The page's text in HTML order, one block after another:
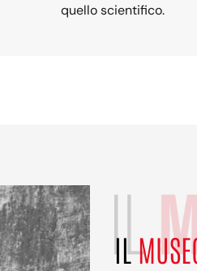
quello scientifico.
IL